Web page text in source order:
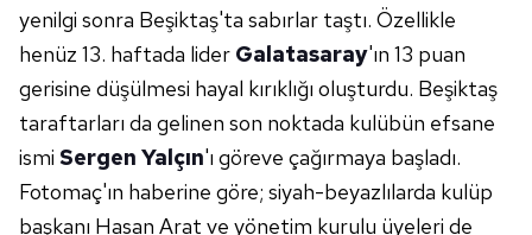
yenilgi sonra Beşiktaş'ta sabırlar taştı. Özellikle
henüz 13. haftada lider Galatasaray'ın 13 puan
gerisine düşülmesi hayal kırıklığı oluşturdu. Beşiktaş
taraftarları da gelinen son noktada kulübün efsane
ismi Sergen Yalçın'ı göreve çağırmaya başladı.
Fotomaç'ın haberine göre; siyah-beyazlılarda kulüp
başkanı Hasan Arat ve yönetim kurulu üyeleri de